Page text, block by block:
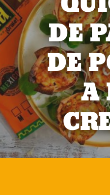
DE
DE
A